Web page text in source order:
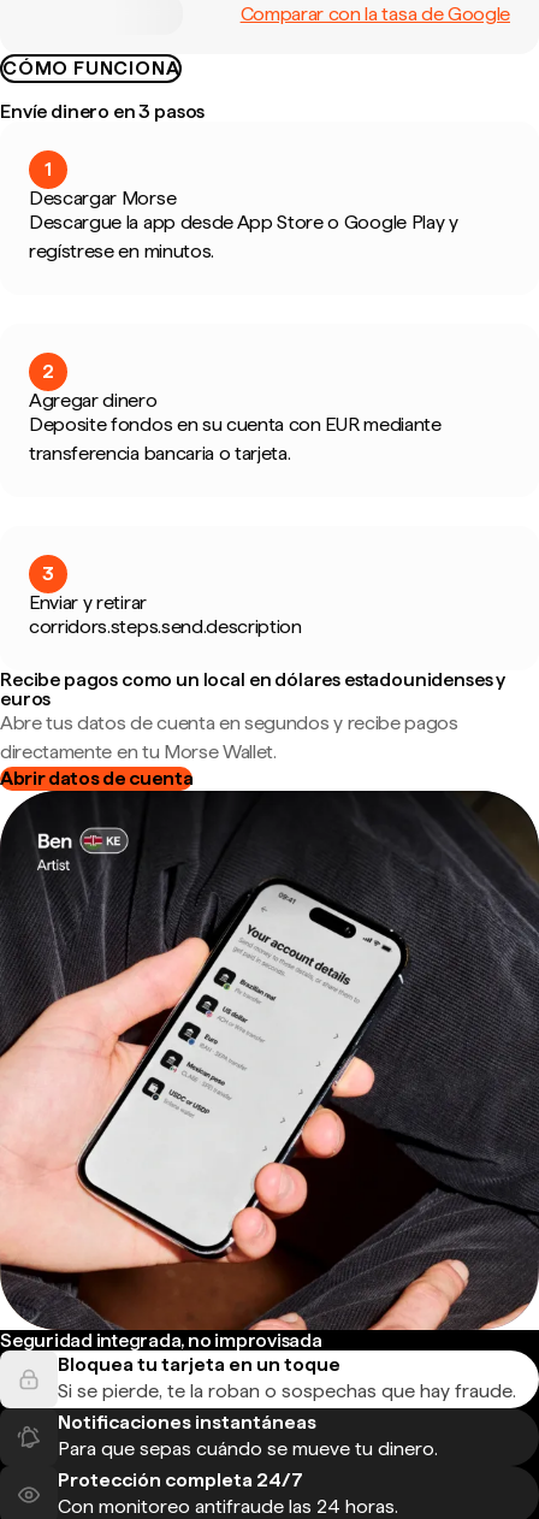
Comparar con la tasa de Google
CÓMO FUNCIONA
Envíe dinero en 3 pasos
1
Descargar Morse
Descargue la app desde App Store o Google Play y
regístrese en minutos.
2
Agregar dinero
Deposite fondos en su cuenta con EUR mediante
transferencia bancaria o tarjeta.
3
Enviar y retirar
corridors.steps.send.description
Recibe pagos como un local en dólares estadounidenses y
euros
Abre tus datos de cuenta en segundos y recibe pagos
directamente en tu Morse Wallet.
Abrir datos de cuenta
Seguridad integrada, no improvisada
Bloquea tu tarjeta en un toque
Si se pierde, te la roban o sospechas que hay fraude.
Notificaciones instantáneas
Para que sepas cuándo se mueve tu dinero.
Protección completa 24/7
Con monitoreo antifraude las 24 horas.